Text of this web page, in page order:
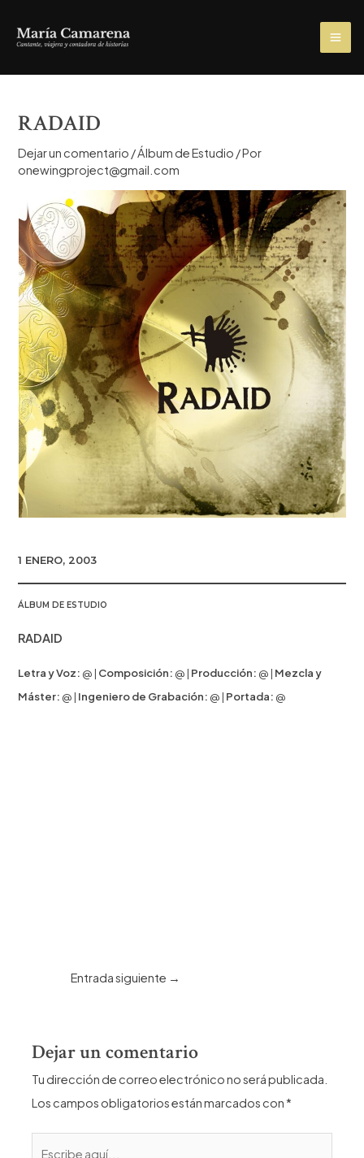
RADAID
Dejar un comentario /Álbum de Estudio / Por
onewingproject@gmail.com
1 ENERO, 2003
ÁLBUM DE ESTUDIO
RADAID
Letra y Voz: @ | Composición: @ | Producción: @ | Mezcla y
Máster: @ | Ingeniero de Grabación: @ | Portada: @
NavegaciónEntrada siguiente →
Dejar un comentario
Tu dirección de correo electrónico no será publicada.
Los campos obligatorios están marcados con*